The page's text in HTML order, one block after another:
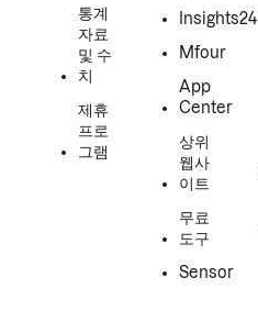
통계
자료
및 수
치
제휴
프로
그램
Insights24
Mfour
App
Center
상위
웹사
이트
무료
도구
Sensor